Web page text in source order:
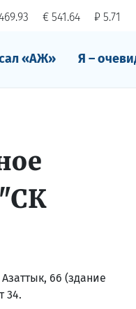
€ 541.64 ₽ 5.71
«АЖ» Я –
66 (здание
34.